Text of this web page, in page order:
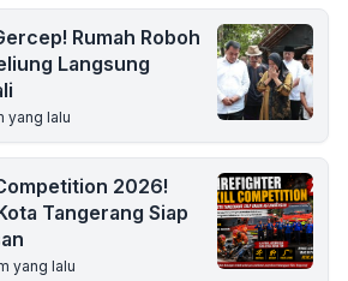
Rumah Roboh
Langsung
yang lalu
2026!
Tangerang Siap
yang lalu